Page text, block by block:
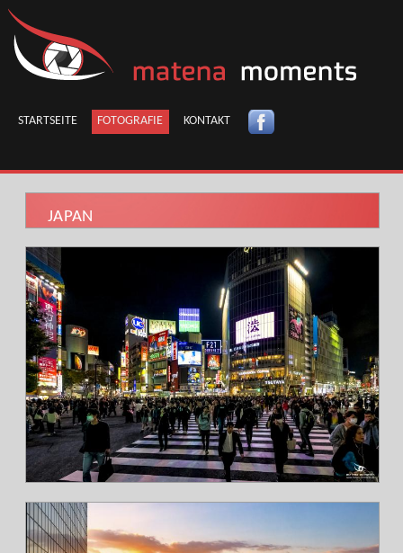
STARTSEITE FOTOGRAFIE KONTAKT
JAPAN